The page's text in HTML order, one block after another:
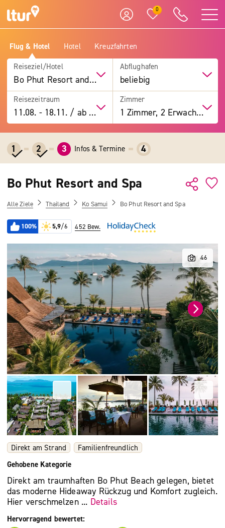
0
Flug & Hotel Hotel Kreuzfahrten
Reiseziel/Hotel
Bo Phut Resort and Spa
Abflughafen
beliebig
Reisezeitraum
11.08. -18.11. / ab 7 Tage
Zimmer
1 Zimmer, 2 Erwachsene
1 2 3 Infos & Termine 4
Bo Phut Resort and Spa
Alle Ziele Thailand Ko Samui Bo Phut Resort and Spa
100% 5,9/6 452 Bew.
Direkt am Strand
Familienfreundlich
Gehobene Kategorie
Direkt am traumhaften Bo Phut Beach gelegen, bietet
das moderne Hideaway Rückzug und Komfort zugleich.
Hier verschmelzen ... Details
Hervorragend bewertet: